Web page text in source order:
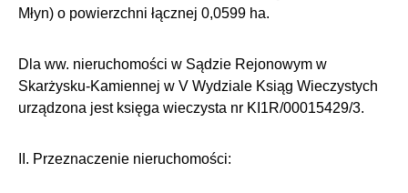
Młyn) o powierzchni łącznej 0,0599 ha.
Dla ww. nieruchomości w Sądzie Rejonowym w
Skarżysku-Kamiennej w V Wydziale Ksiąg Wieczystych
urządzona jest księga wieczysta nr KI1R/00015429/3.
II. Przeznaczenie nieruchomości: